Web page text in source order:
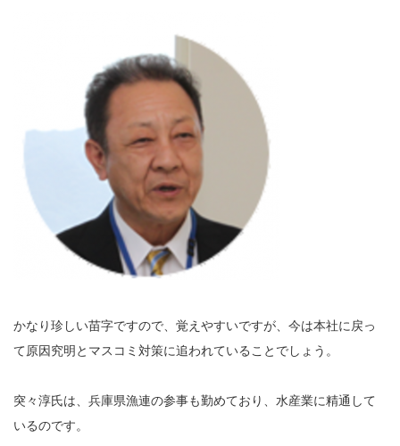
かなり珍しい苗字ですので、覚えやすいですが、今は本社に戻っ
て原因究明とマスコミ対策に追われていることでしょう。
突々淳氏は、兵庫県漁連の参事も勤めており、水産業に精通して
いるのです。